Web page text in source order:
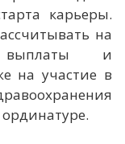
карьеры.
на
выплаты и
на участие в